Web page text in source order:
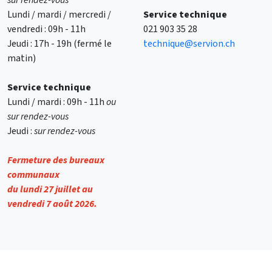
Lundi / mardi / mercredi /
vendredi : 09h - 11h
Jeudi : 17h - 19h (fermé le
matin)
Service technique
Lundi / mardi : 09h - 11hou
sur rendez-vous
Jeudi :sur rendez-vous
Fermeture des bureaux
communaux
du lundi 27 juillet au
vendredi 7 août 2026.
Service technique
021 903 35 28
technique@servion.ch